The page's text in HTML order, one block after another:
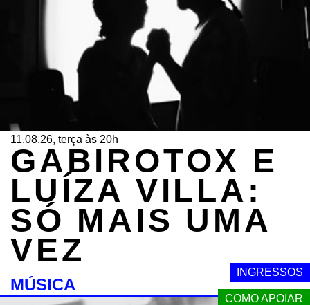
INGRESSOS
COMO APOIAR
11.08.26, terça às 20h
GABIROTOX E
LUÍZA VILLA:
SÓ MAIS UMA
VEZ
MÚSICA